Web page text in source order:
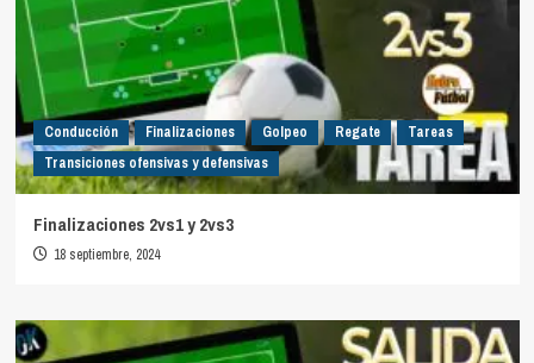
Conducción Finalizaciones Golpeo Regate
Tareas
Transiciones ofensivas y defensivas
Finalizaciones 2vs1 y 2vs3
18 septiembre, 2024